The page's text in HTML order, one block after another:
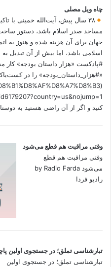
چاه ویل مصلی
۳۸ سال پیش، آیت‌الله خمینی با
مساجد صدر اسلام باشد، دستور
جهان برای آن هزینه شده و هنوز به
اسلامی باشد، اما بیش از آن تبدیل
#پادکست «هزار داستان بودجه» کار
«#هزار_داستان_بودجه» را در
کنید و اگر از آن راضی هستید به
وقتی مراقبت هم قطع می‌شود
وقتی مراقبت هم قطع
می‌شود by Radio Farda
رادیو فردا
تبارشناسی تملق؛ در جستجوی اولین‌
تبارشناسی تملق؛ در جستجوی اولین‌